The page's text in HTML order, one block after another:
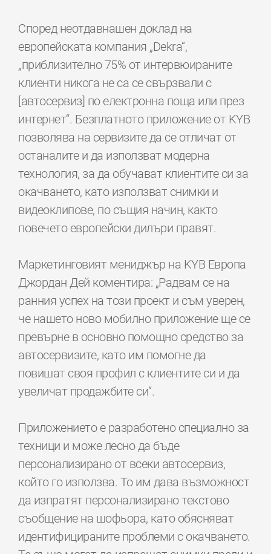
Според неотдавнашен доклад на
европейската компания „Dekra“,
„приблизително 75% от интервюираните
клиенти никога не са се свързвали с
[автосервиз] по електронна поща или през
интернет“. Безплатното приложение от KYB
позволява на сервизите да се отличат от
останалите и да използват модерна
технология, за да обучават клиентите си за
окачването, като използват снимки и
видеоклипове, по същия начин, както
повечето европейски дилъри правят.
Маркетинговият мениджър на KYB Европа
Джордан Дей коментира: „Радвам се на
ранния успех на този проект и съм уверен,
че нашето ново мобилно приложение ще се
превърне в основно помощно средство за
автосервизите, като им помогне да
повишат своя профил с клиентите си и да
увеличат продажбите си“.
Приложението е разработено специално за
техници и може лесно да бъде
персонализирано от всеки автосервиз,
който го използва. То им дава възможност
да изпратят персонализирано текстово
съобщение на шофьора, като обясняват
идентифицираните проблеми с окачването.